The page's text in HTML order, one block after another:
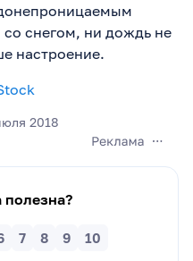
снегом, ни дождь не
настроение.
2018
полезна?
10
9
8
7